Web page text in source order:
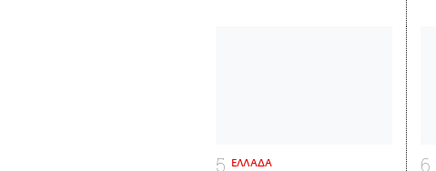
ΕΛΛΑΔΑ